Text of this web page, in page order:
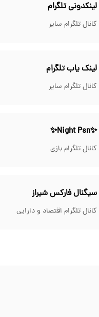
لینکدونی تلگرام
کانال تلگرام سایر
لینک یاب تلگرام
کانال تلگرام سایر
✨Night Psn✨
کانال تلگرام بازی
سیگنال فارکس شیراز
کانال تلگرام اقتصاد و دارایی